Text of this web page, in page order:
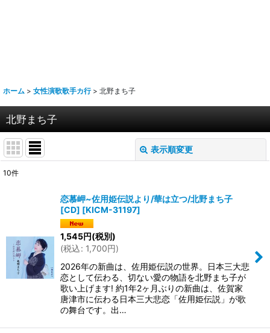
ホーム > 女性演歌歌手カ行 > 北野まち子
北野まち子
表示順変更
10件
恋慕岬~佐用姫伝説より/華は立つ/北野まち子
[CD] [KICM-31197]
1,545円(税別)
(税込: 1,700円)
2026年の新曲は、佐用姫伝説の世界。日本三大悲
恋として伝わる、切ない愛の物語を北野まち子が
歌い上げます! 約1年2ヶ月ぶりの新曲は、佐賀家
唐津市に伝わる日本三大悲恋「佐用姫伝説」が歌
の舞台です。出…